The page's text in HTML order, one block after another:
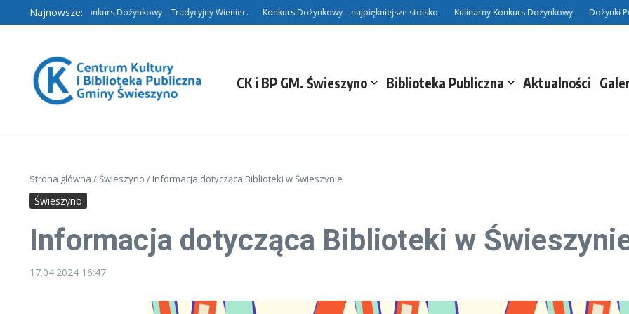
Przejdź do treści
Najnowsze:
3.08. Konkurs Dożynkowy – Tradycyjny Wieniec. Konkurs Dożynkowy – najpiękniejsze stoisko. Kulinarny Konkurs Dożynkowy. Dożynki
CK i BP GM. Świeszyno Biblioteka Publiczna Aktualności
Strona główna /Świeszyno / Informacja dotycząca Biblioteki w Świeszynie
Świeszyno
Informacja dotycząca Biblioteki w
17.04.2024 16:47